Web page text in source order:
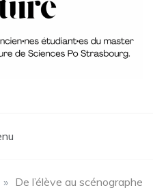
Politique et
la Culture
» De l’élève au scénographe